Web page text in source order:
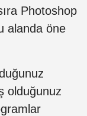
Photoshop
alanda öne
olduğunuz